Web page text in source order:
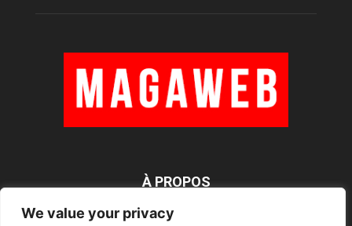
We value your privacy
À PROPOS